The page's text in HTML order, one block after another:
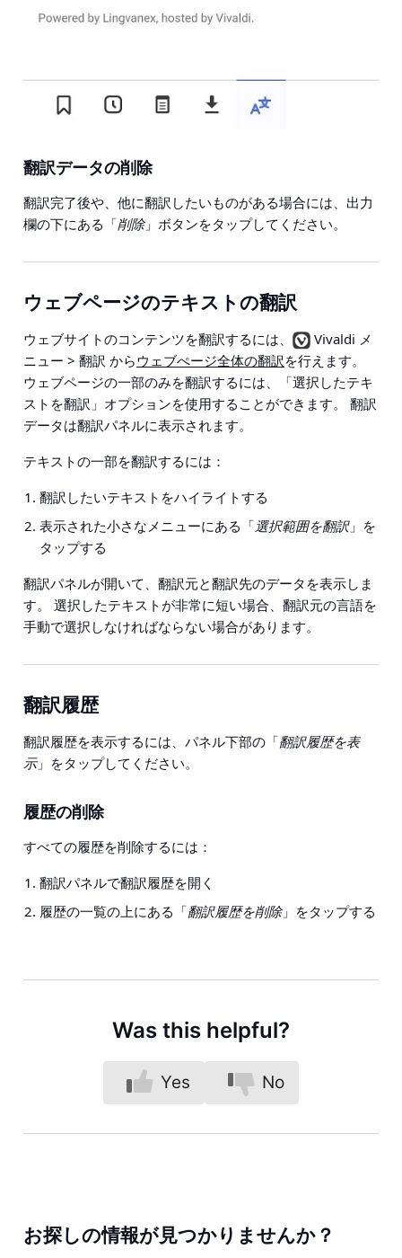
翻訳データの削除
翻訳完了後や、他に翻訳したいものがある場合には、出力
欄の下にある「削除」ボタンをタップしてください。
ウェブページのテキストの翻訳
ウェブサイトのコンテンツを翻訳するには、
Vivaldi メ
ニュー > 翻訳 からウェブぺージ全体の翻訳 を行えます。
ウェブページの一部のみを翻訳するには、「選択したテキ
ストを翻訳」オプションを使用することができます。 翻訳
データは翻訳パネルに表示されます。
テキストの一部を翻訳するには：
翻訳したいテキストをハイライトする
表示された小さなメニューにある「選択範囲を翻訳」を
タップする
翻訳パネルが開いて、翻訳元と翻訳先のデータを表示しま
す。 選択したテキストが非常に短い場合、翻訳元の言語を
手動で選択しなければならない場合があります。
翻訳履歴
翻訳履歴を表示するには、パネル下部の「翻訳履歴を表
示」をタップしてください。
履歴の削除
すべての履歴を削除するには：
翻訳パネルで翻訳履歴を開く
履歴の一覧の上にある「翻訳履歴を削除」をタップする
Was this helpful?
Yes No
お探しの情報が見つかりませんか？